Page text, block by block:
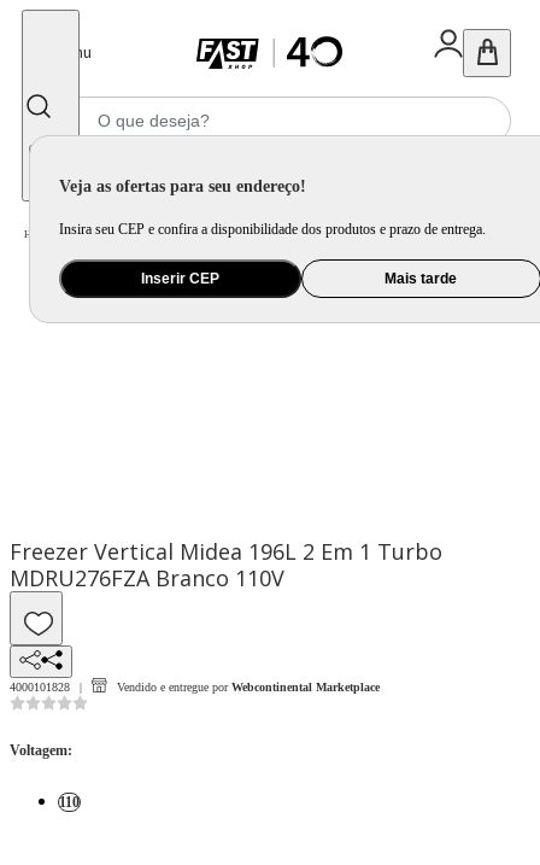
Menu
Veja as ofertas para seu endereço!
Insira seu CEP e confira a disponibilidade dos produtos e prazo de entrega.
Inserir CEP Mais tarde
Home Eletrodomésticos / Geladeira e Freezer
Freezer Vertical Midea 196L 2 Em 1 Turbo
MDRU276FZA Branco 110V
4000101828 Vendido e entregue por Webcontinental Marketplace
Voltagem:
110